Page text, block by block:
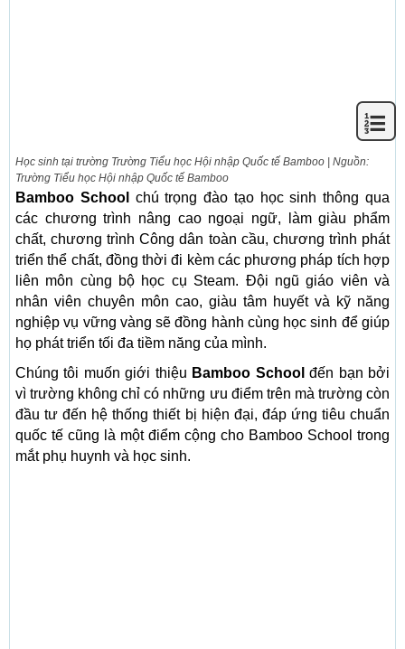
Học sinh tại trường Trường Tiểu học Hội nhập Quốc tế Bamboo | Nguồn:
Trường Tiểu học Hội nhập Quốc tế Bamboo
Bamboo School
chú trọng đào tạo học sinh thông qua
các chương trình nâng cao ngoại ngữ, làm giàu phẩm
chất, chương trình Công dân toàn cầu, chương trình phát
triển thể chất, đồng thời đi kèm các phương pháp tích hợp
liên môn cùng bộ học cụ Steam. Đội ngũ giáo viên và
nhân viên chuyên môn cao, giàu tâm huyết và kỹ năng
nghiệp vụ vững vàng sẽ đồng hành cùng học sinh để giúp
họ phát triển tối đa tiềm năng của mình.
Chúng tôi muốn giới thiệu Bamboo School đến bạn bởi
vì trường không chỉ có những ưu điểm trên mà trường còn
đầu tư đến hệ thống thiết bị hiện đại, đáp ứng tiêu chuẩn
quốc tế cũng là một điểm cộng cho Bamboo School trong
mắt phụ huynh và học sinh.